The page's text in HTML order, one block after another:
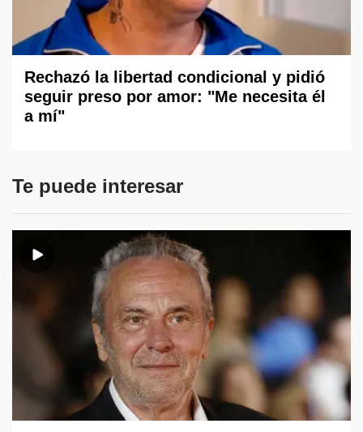
Rechazó la libertad condicional y pidió
seguir preso por amor: "Me necesita él
a mí"
Te puede interesar